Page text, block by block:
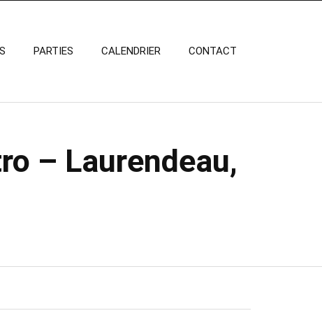
PARTIES CALENDRIER CONTACT
– Laurendeau,